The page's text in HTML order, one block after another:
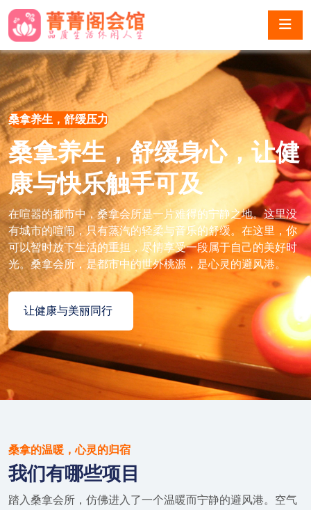
桑拿养生，舒缓压力
桑拿养生，舒缓身心，让健
康与快乐触手可及
在喧嚣的都市中，桑拿会所是一片难得的宁静之地。这里没
有城市的喧闹，只有蒸汽的轻柔与音乐的舒缓。在这里，你
可以暂时放下生活的重担，尽情享受一段属于自己的美好时
光。桑拿会所，是都市中的世外桃源，是心灵的避风港。
让健康与美丽同行
桑拿的温暖，心灵的归宿
我们有哪些项目
踏入桑拿会所，仿佛进入了一个温暖而宁静的避风港。空气